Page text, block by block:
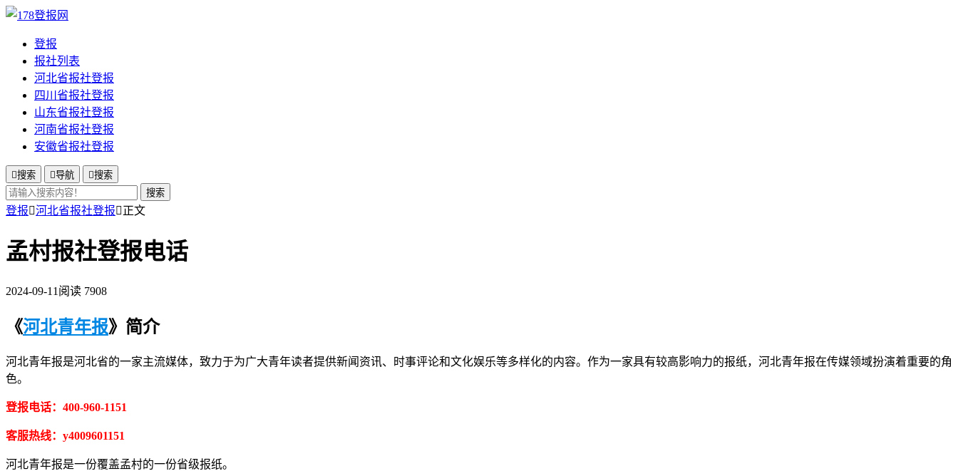
登报
报社列表
河北省报社登报
四川省报社登报
山东省报社登报
河南省报社登报
安徽省报社登报
搜索 导航 搜索
搜索
登报河北省报社登报正文
孟村报社登报电话
2024-09-11 阅读 7908
《河北青年报》简介
河北青年报是河北省的一家主流媒体，致力于为广大青年读者提供新闻资讯、时事评论和文化娱乐等多样化的内容。作为一家具有较高影响力的报纸，河北青年报在传媒领域扮演着重要的角
色。
登报电话：400-960-1151
客服热线：y4009601151
河北青年报是一份覆盖孟村的一份省级报纸。